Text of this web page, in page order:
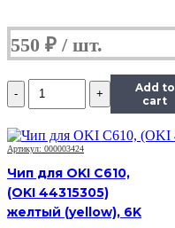
550 ₽
Количество
Чип
Black
к
картриджу
HP
CLJ
Pro
Add to
cart
Артикул: 000003424
Чип для OKI C610,
(OKI 44315305)
желтый (yellow), 6K